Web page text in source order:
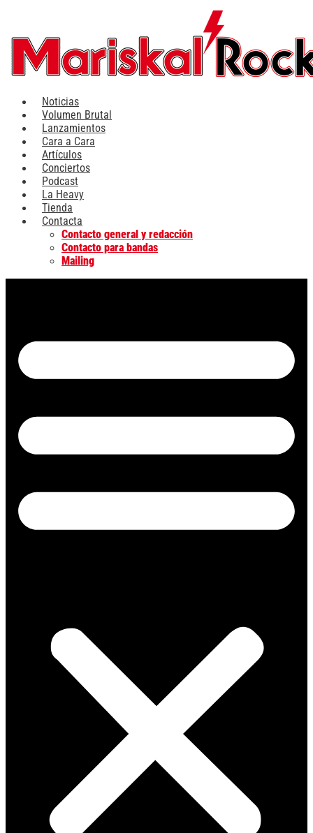
contenido
Noticias
Volumen Brutal
Lanzamientos
Cara a Cara
Artículos
Conciertos
Podcast
La Heavy
Tienda
Contacta
Contacto general y redacción
Contacto para bandas
Mailing